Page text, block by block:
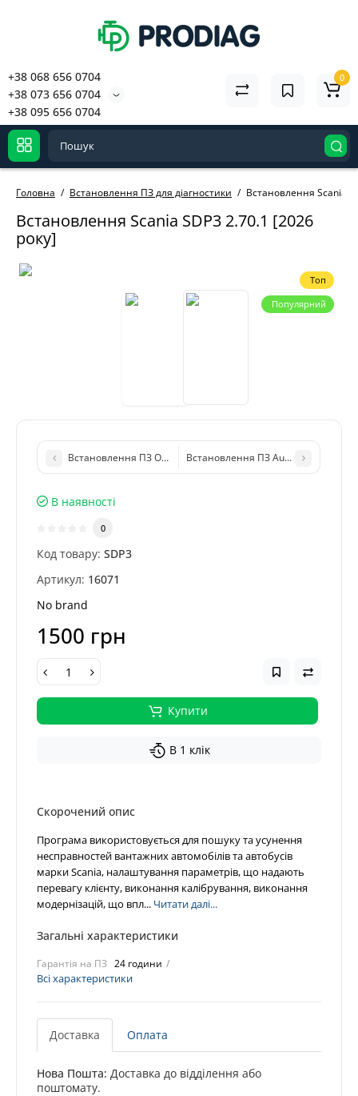
+38 068 656 0704
+38 073 656 0704
+38 095 656 0704
0
Головна Встановлення ПЗ для діагностики Встановлення Scania
Встановлення Scania SDP3 2.70.1 [2026
року]
Топ
Популярний
Встановлення ПЗ ODIS Service 26 + Engineering 22 (2026 р)
Встановлення ПЗ Autocom 2021
В наявності
0
Код товару: SDP3
Артикул: 16071
No brand
1500 грн
Купити
В 1 клік
Скорочений опис
Програма використовується для пошуку та усунення
несправностей вантажних автомобілів та автобусів
марки Scania, налаштування параметрів, що надають
перевагу клієнту, виконання калібрування, виконання
модернізацій, що впл... Читати далі...
Загальні характеристики
Гарантія на ПЗ 24 години
Всі характеристики
Доставка Оплата
Нова Пошта: Доставка до відділення або
поштомату.